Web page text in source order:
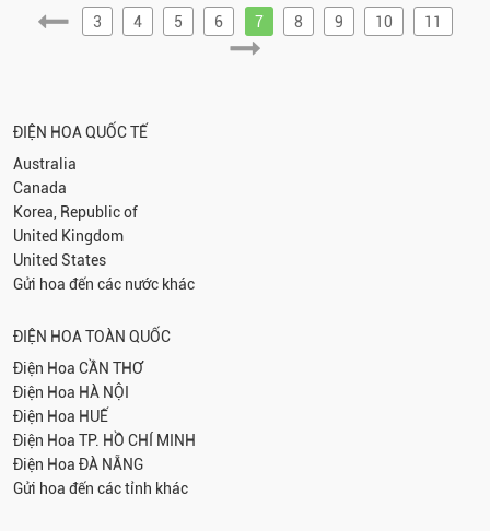
3 4 5 6 7 8 9 10 11
ĐIỆN HOA QUỐC TẾ
Australia
Canada
Korea, Republic of
United Kingdom
United States
Gửi hoa đến các nước khác
ĐIỆN HOA TOÀN QUỐC
Điện Hoa CẦN THƠ
Điện Hoa HÀ NỘI
Điện Hoa HUẾ
Điện Hoa TP. HỒ CHÍ MINH
Điện Hoa ĐÀ NẴNG
Gửi hoa đến các tỉnh khác